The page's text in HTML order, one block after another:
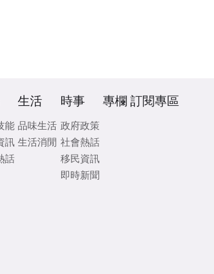
能
訊
話
生活
品味生活
生活消閒
時事
政府政策
社會熱話
移民資訊
即時新聞
專欄 訂閱專區